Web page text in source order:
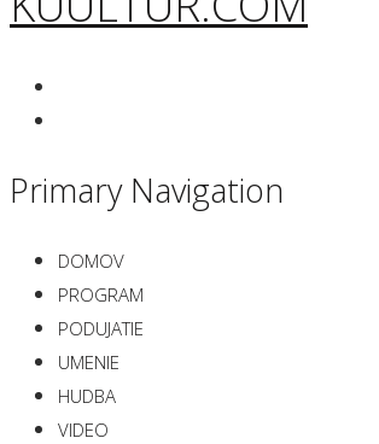
Primary Navigation
DOMOV
PROGRAM
PODUJATIE
UMENIE
HUDBA
VIDEO